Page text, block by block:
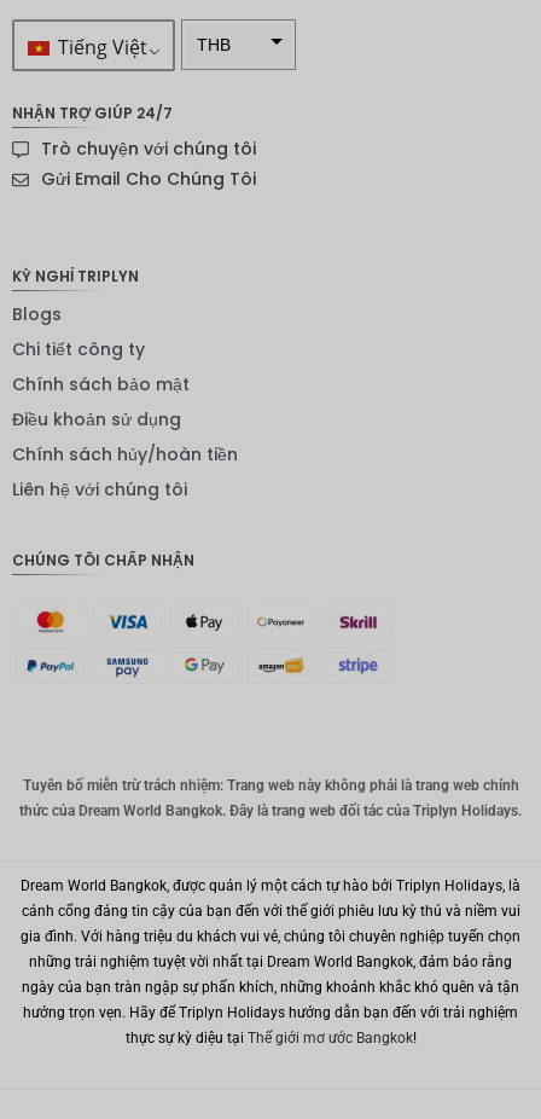
Tiếng Việt THB
Đô la
New
CHF
CAD
Nhân
dân tệ
MYR
PHP
Hồng
Kông
đô la
NHẬN TRỢ GIÚP 24/7
Trò chuyện với chúng tôi
Gửi Email Cho Chúng Tôi
KỲ NGHỈ TRIPLYN
Blogs
Chi tiết công ty
Chính sách bảo mật
Điều khoản sử dụng
Chính sách hủy/hoàn tiền
Liên hệ với chúng tôi
CHÚNG TÔI CHẤP NHẬN
Tuyên bố miễn trừ trách nhiệm: Trang web này không phải là trang web chính
thức của Dream World Bangkok. Đây là trang web đối tác của Triplyn Holidays.
Dream World Bangkok, được quản lý một cách tự hào bởi Triplyn Holidays, là
cánh cổng đáng tin cậy của bạn đến với thế giới phiêu lưu kỳ thú và niềm vui
gia đình. Với hàng triệu du khách vui vẻ, chúng tôi chuyên nghiệp tuyển chọn
những trải nghiệm tuyệt vời nhất tại Dream World Bangkok, đảm bảo rằng
ngày của bạn tràn ngập sự phấn khích, những khoảnh khắc khó quên và tận
hưởng trọn vẹn. Hãy để Triplyn Holidays hướng dẫn bạn đến với trải nghiệm
thực sự kỳ diệu tại Thế giới mơ ước Bangkok!